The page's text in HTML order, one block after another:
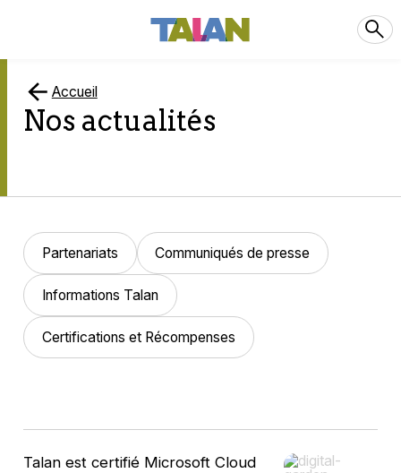
Accueil
Nos actualités
Partenariats Communiqués de presse
Informations Talan
Certifications et Récompenses
9
Talan est certifié Microsoft Cloud